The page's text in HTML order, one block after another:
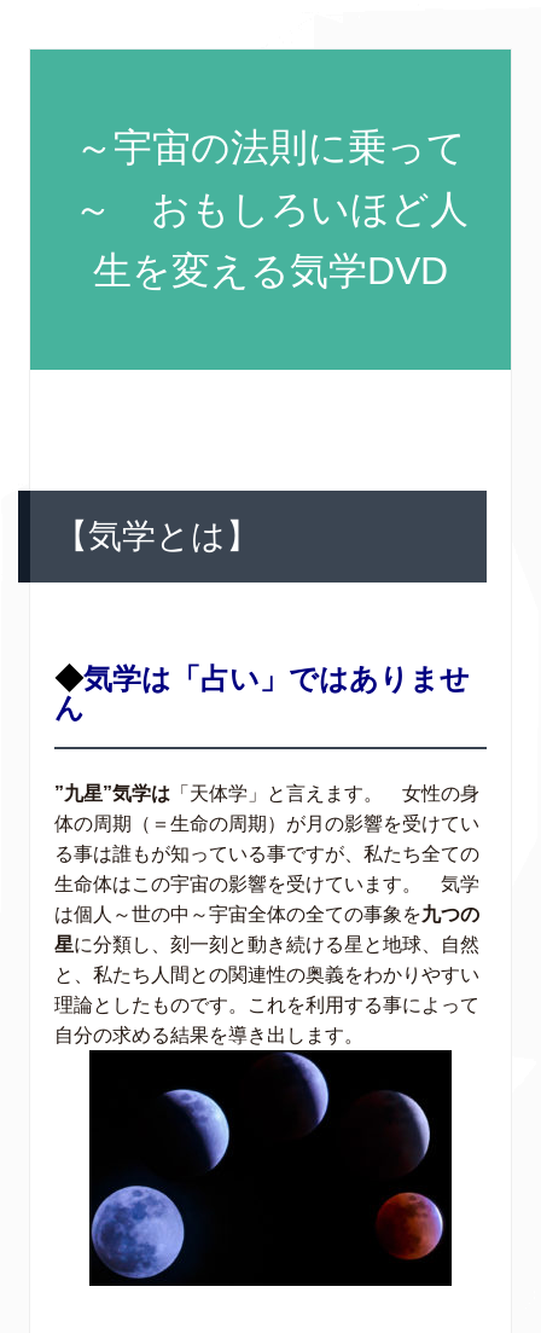
～宇宙の法則に乗って
～ おもしろいほど人
生を変える気学DVD
【気学とは】
◆気学は「占い」ではありませ
ん
”九星”気学は 「天体学」と言えます。 女性の身
体の周期（＝生命の周期）が月の影響を受けてい
る事は誰もが知っている事ですが、私たち全ての
生命体はこの宇宙の影響を受けています。 気学
は個人～世の中～宇宙全体の全ての事象を九つの
星に分類し、刻一刻と動き続ける星と地球、自然
と、私たち人間との関連性の奥義をわかりやすい
理論としたものです。これを利用する事によって
自分の求める結果を導き出します。